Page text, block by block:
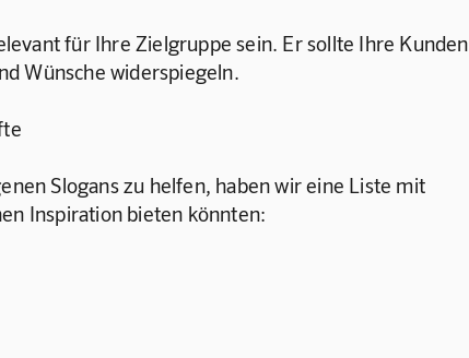
für Ihre Zielgruppe sein. Er sollte Ihre Kunden
Wünsche widerspiegeln.
Slogans zu helfen, haben wir eine Liste mit
Inspiration bieten könnten: